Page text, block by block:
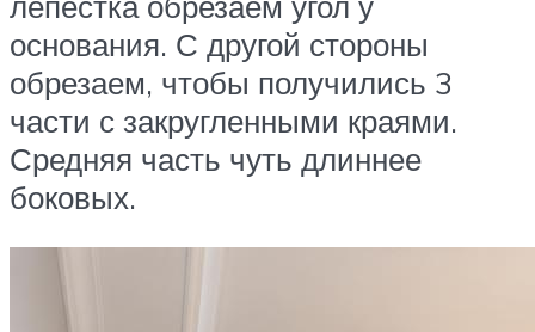
основания. С другой стороны
обрезаем, чтобы получились 3
части с закругленными краями.
Средняя часть чуть длиннее
боковых.